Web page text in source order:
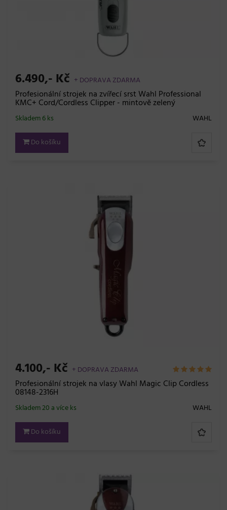
6.490,- Kč + DOPRAVA ZDARMA
Profesionální strojek na zvířecí srst Wahl Professional
KMC+ Cord/Cordless Clipper - mintově zelený
WAHL
Skladem 6 ks
Do košíku
4.100,- Kč + DOPRAVA ZDARMA
Profesionální strojek na vlasy Wahl Magic Clip Cordless
08148-2316H
WAHL
Skladem 20 a více ks
Do košíku